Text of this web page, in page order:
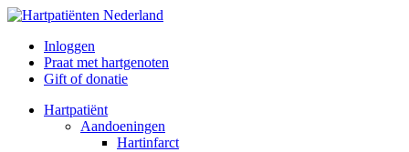
Inloggen
Praat met hartgenoten
Gift of donatie
Hartpatiënt
Aandoeningen
Hartinfarct